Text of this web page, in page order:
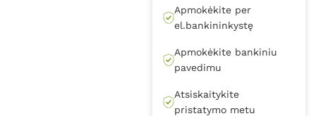
Apmokėkite per
el.bankininkystę
Apmokėkite bankiniu
pavedimu
Atsiskaitykite
pristatymo metu